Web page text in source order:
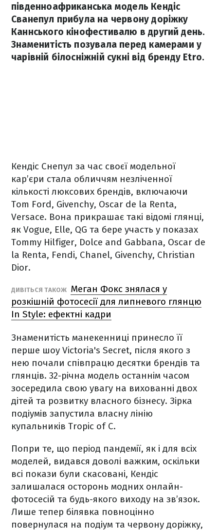
південноафриканська модель Кендіс
Сванепул прибула на червону доріжку
Каннського кінофестивалю в другий день.
Знаменитість позувала перед камерами у
чарівній білосніжній сукні від бренду Etro.
Кендіс Cнепул за час своєї модельної
кар’єри стала обличчям незліченної
кількості люксових брендів, включаючи
Tom Ford, Givenchy, Oscar de la Renta,
Versace. Вона прикрашає такі відомі глянці,
як Vogue, Elle, QG та бере участь у показах
Tommy Hilfiger, Dolce and Gabbana, Oscar de
la Renta, Fendi, Chanel, Givenchy, Christian
Dior.
ДИВІТЬСЯ ТАКОЖ Меган Фокс знялася у
розкішній фотосесії для липневого глянцю
In Style: ефектні кадри
Знаменитість манекенниці принесло її
перше шоу Victoria's Secret, після якого з
нею почали співпрацю десятки брендів та
глянців. 32-річна модель останнім часом
зосередила свою увагу на вихованні двох
дітей та розвитку власного бізнесу. Зірка
подіумів запустила власну лінію
купальників Tropic of C.
Попри те, що період пандемії, як і для всіх
моделей, видався доволі важким, оскільки
всі покази були скасовані, Кендіс
залишалася осторонь модних онлайн-
фотосесій та будь-якого виходу на зв’язок.
Лише тепер білявка повноцінно
повернулася на подіум та червону доріжку,